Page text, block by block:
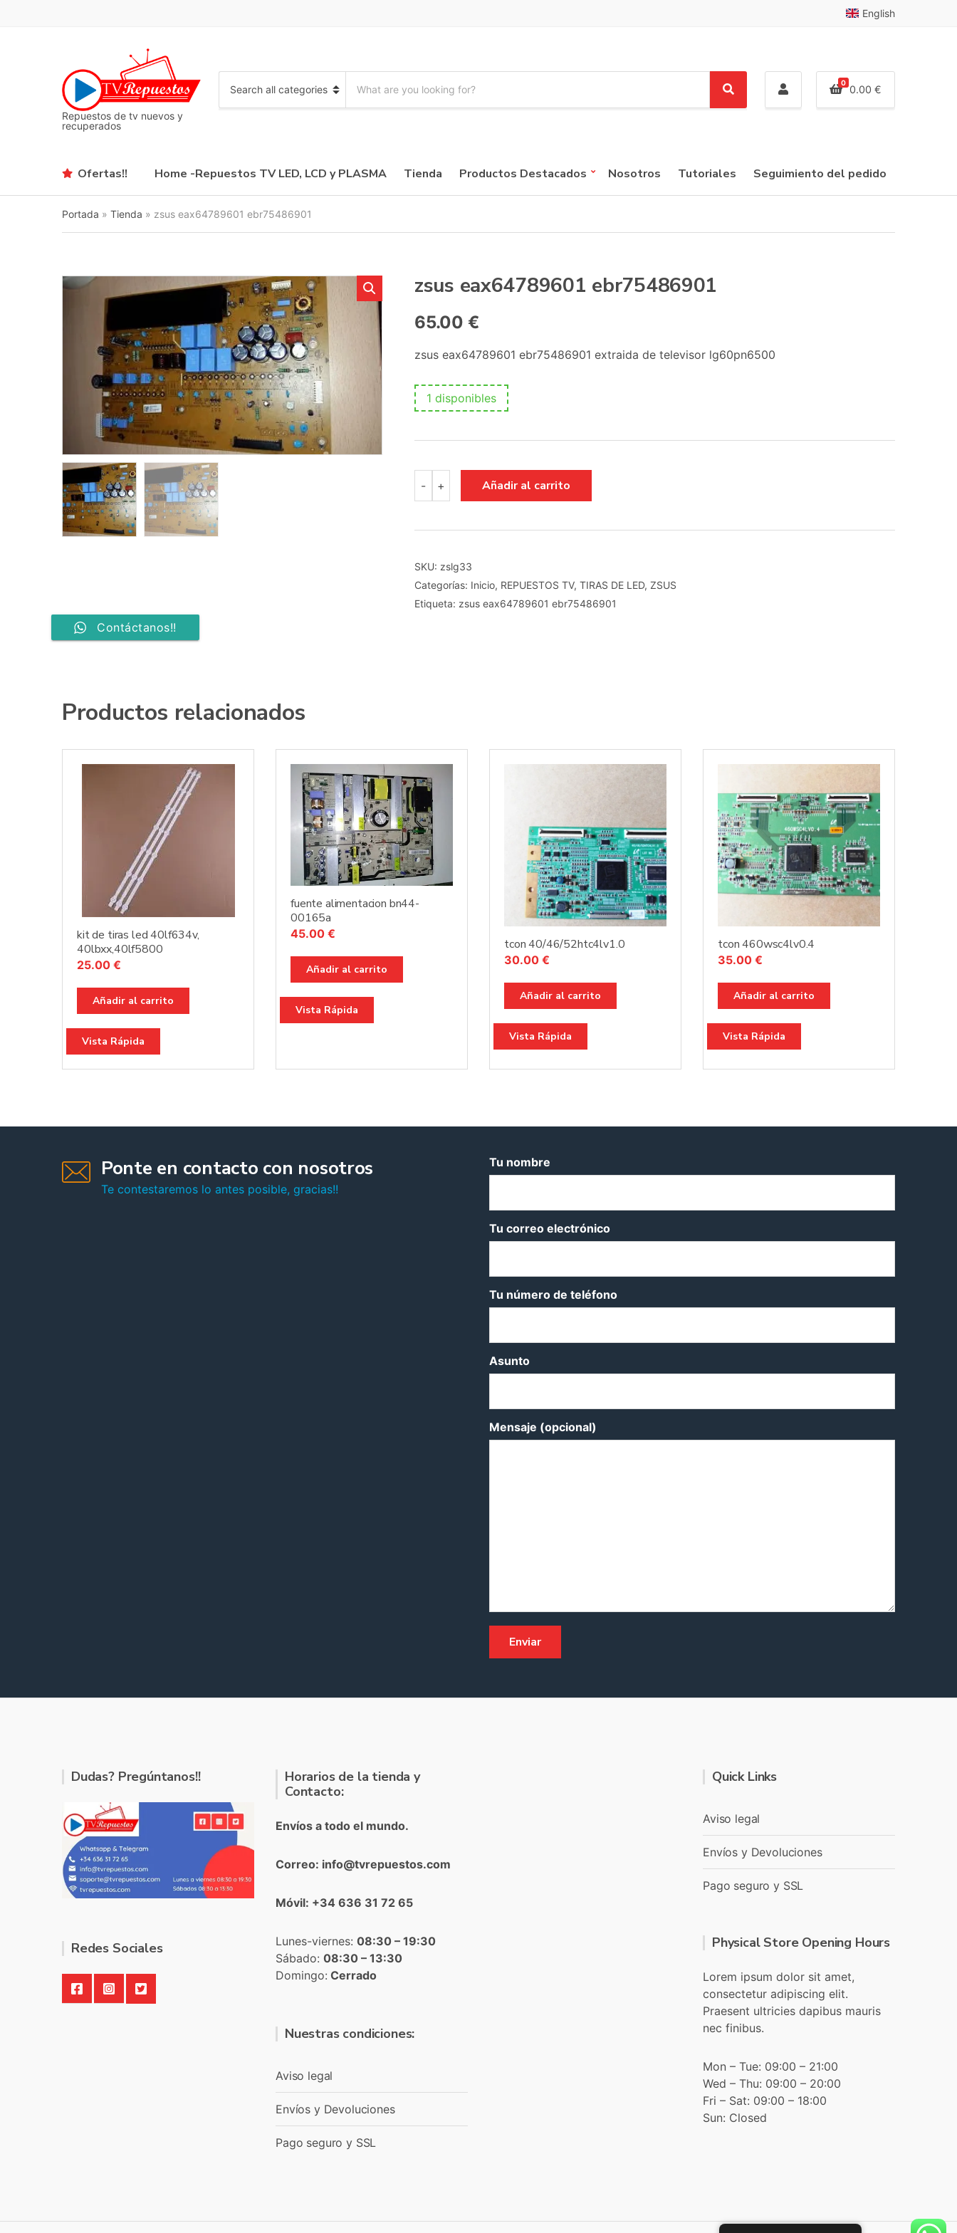
English
Repuestos de tv nuevos y
recuperados
a
r
y
n
a
r
c
:
S
e
h
0
0.00 €
Ofertas!! Home -Repuestos TV LED, LCD y PLASMA Tienda Productos Destacados Nosotros Tutoriales Seguimiento del pedido
Portada » Tienda » zsus eax64789601 ebr75486901
zsus eax64789601 ebr75486901
65.00 €
zsus eax64789601 ebr75486901 extraida de televisor lg60pn6500
1 disponibles
-
eax64789601
ebr75486901
+ Añadir al carrito
SKU: zslg33
Categorías: Inicio, REPUESTOS TV, TIRAS DE LED, ZSUS
Etiqueta: zsus eax64789601 ebr75486901
Contáctanos!!
Productos relacionados
kit de tiras led 40lf634v,
40lbxx,40lf5800
25.00 €
Añadir al carrito
Vista Rápida
fuente alimentacion bn44-
00165a
45.00 €
Añadir al carrito
Vista Rápida
tcon 40/46/52htc4lv1.0
30.00 €
Añadir al carrito
Vista Rápida
tcon 460wsc4lv0.4
35.00 €
Añadir al carrito
Vista Rápida
Ponte en contacto con nosotros
Te contestaremos lo antes posible, gracias!!
Tu nombre
Tu correo electrónico
Tu número de teléfono
Asunto
Mensaje (opcional)
Dudas? Pregúntanos!!
Redes Sociales
Horarios de la tienda y
Contacto:
Envíos a todo el mundo.
Correo: info@tvrepuestos.com
Móvil: +34 636 31 72 65
Lunes-viernes: 08:30 – 19:30
Sábado: 08:30 – 13:30
Domingo: Cerrado
Nuestras condiciones:
Aviso legal
Envíos y Devoluciones
Pago seguro y SSL
Quick Links
Aviso legal
Envíos y Devoluciones
Pago seguro y SSL
Physical Store Opening Hours
Lorem ipsum dolor sit amet,
consectetur adipiscing elit.
Praesent ultricies dapibus mauris
nec finibus.
Mon – Tue: 09:00 – 21:00
Wed – Thu: 09:00 – 20:00
Fri – Sat: 09:00 – 18:00
Sun: Closed